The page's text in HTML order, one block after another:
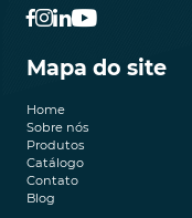
Mapa do site
Home
Sobre nós
Produtos
Catálogo
Contato
Blog